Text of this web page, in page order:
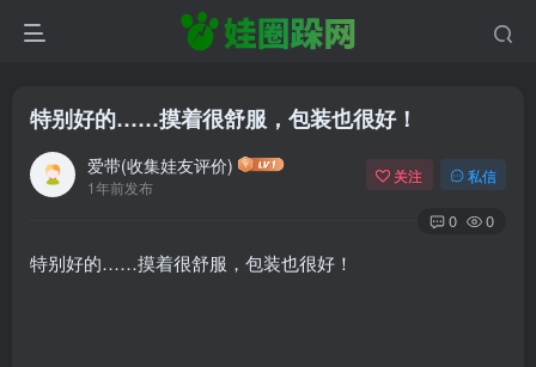
特别好的……摸着很舒服，包装也很好！
爱带(收集娃友评价)
1年前发布
关注 私信
0 0
特别好的……摸着很舒服，包装也很好！